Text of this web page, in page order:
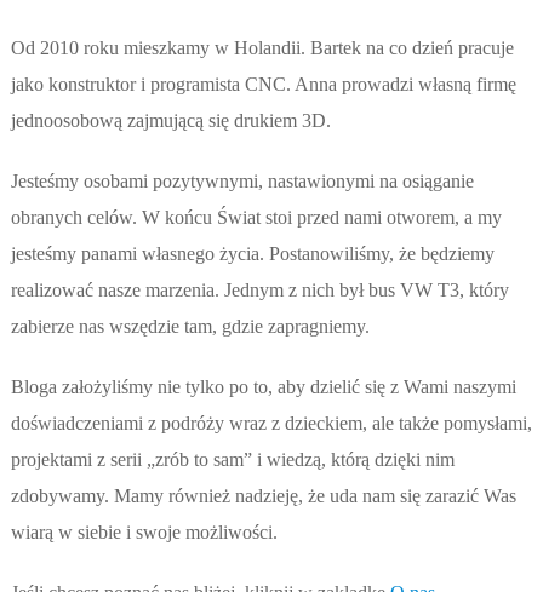
Od 2010 roku mieszkamy w Holandii. Bartek na co dzień pracuje
jako konstruktor i programista CNC. Anna prowadzi własną firmę
jednoosobową zajmującą się drukiem 3D.
Jesteśmy osobami pozytywnymi, nastawionymi na osiąganie
obranych celów. W końcu Świat stoi przed nami otworem, a my
jesteśmy panami własnego życia. Postanowiliśmy, że będziemy
realizować nasze marzenia. Jednym z nich był bus VW T3, który
zabierze nas wszędzie tam, gdzie zapragniemy.
Bloga założyliśmy nie tylko po to, aby dzielić się z Wami naszymi
doświadczeniami z podróży wraz z dzieckiem, ale także pomysłami,
projektami z serii „zrób to sam” i wiedzą, którą dzięki nim
zdobywamy. Mamy również nadzieję, że uda nam się zarazić Was
wiarą w siebie i swoje możliwości.